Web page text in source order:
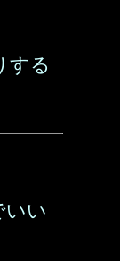
する
いい